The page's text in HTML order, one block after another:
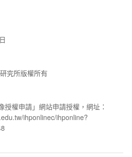
究所版權所有
授權申請」網站申請授權，網址：
ihponlinec/ihponline?